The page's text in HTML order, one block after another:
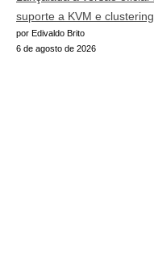
suporte a KVM e clustering
por Edivaldo Brito
6 de agosto de 2026